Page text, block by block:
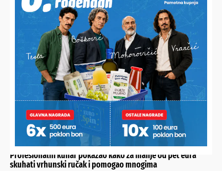
ODIGRAN JE 25. DERBI SJEVERA
Slaven nadigran na domaćem terenu, Varaždin zabio četiri
gola i uzeo puni plijen
UKUSNO I JEFTINO
Profesionalni kuhar pokazao kako za manje od pet eura
skuhati vrhunski ručak i pomogao mnogima